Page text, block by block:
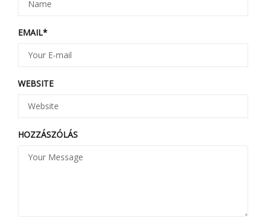
EMAIL*
WEBSITE
HOZZÁSZÓLÁS